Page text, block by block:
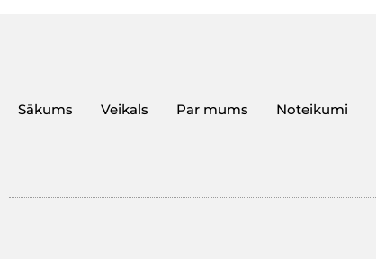
Sākums Veikals Par mums Noteikumi